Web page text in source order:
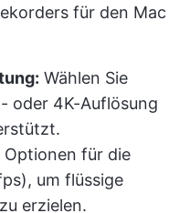
für den Mac
Wählen Sie
oder 4K-Auflösung
Optionen für die
um flüssige
erzielen.